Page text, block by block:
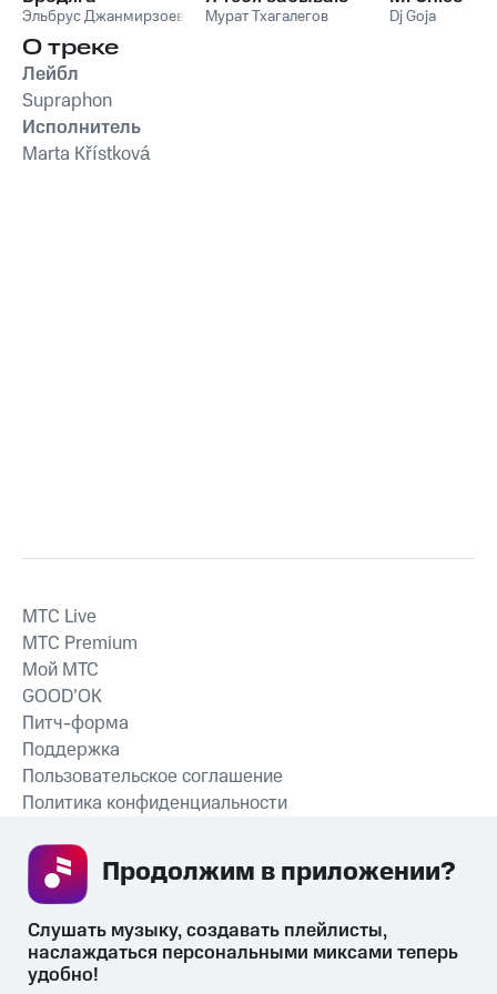
Эльбрус Джанмирзоев Мурат Тхагалегов Dj Goja
О треке
Лейбл
Supraphon
Исполнитель
Marta Křístková
СКАЧАТЬ ПРИЛОЖЕНИЕ
MTС Live
MTС Premium
Мой МТС
GOOD’OK
Питч-форма
Поддержка
Пользовательское соглашение
Политика конфиденциальности
Слушать музыку, создавать плейлисты,
наслаждаться персональными миксами теперь
удобно!